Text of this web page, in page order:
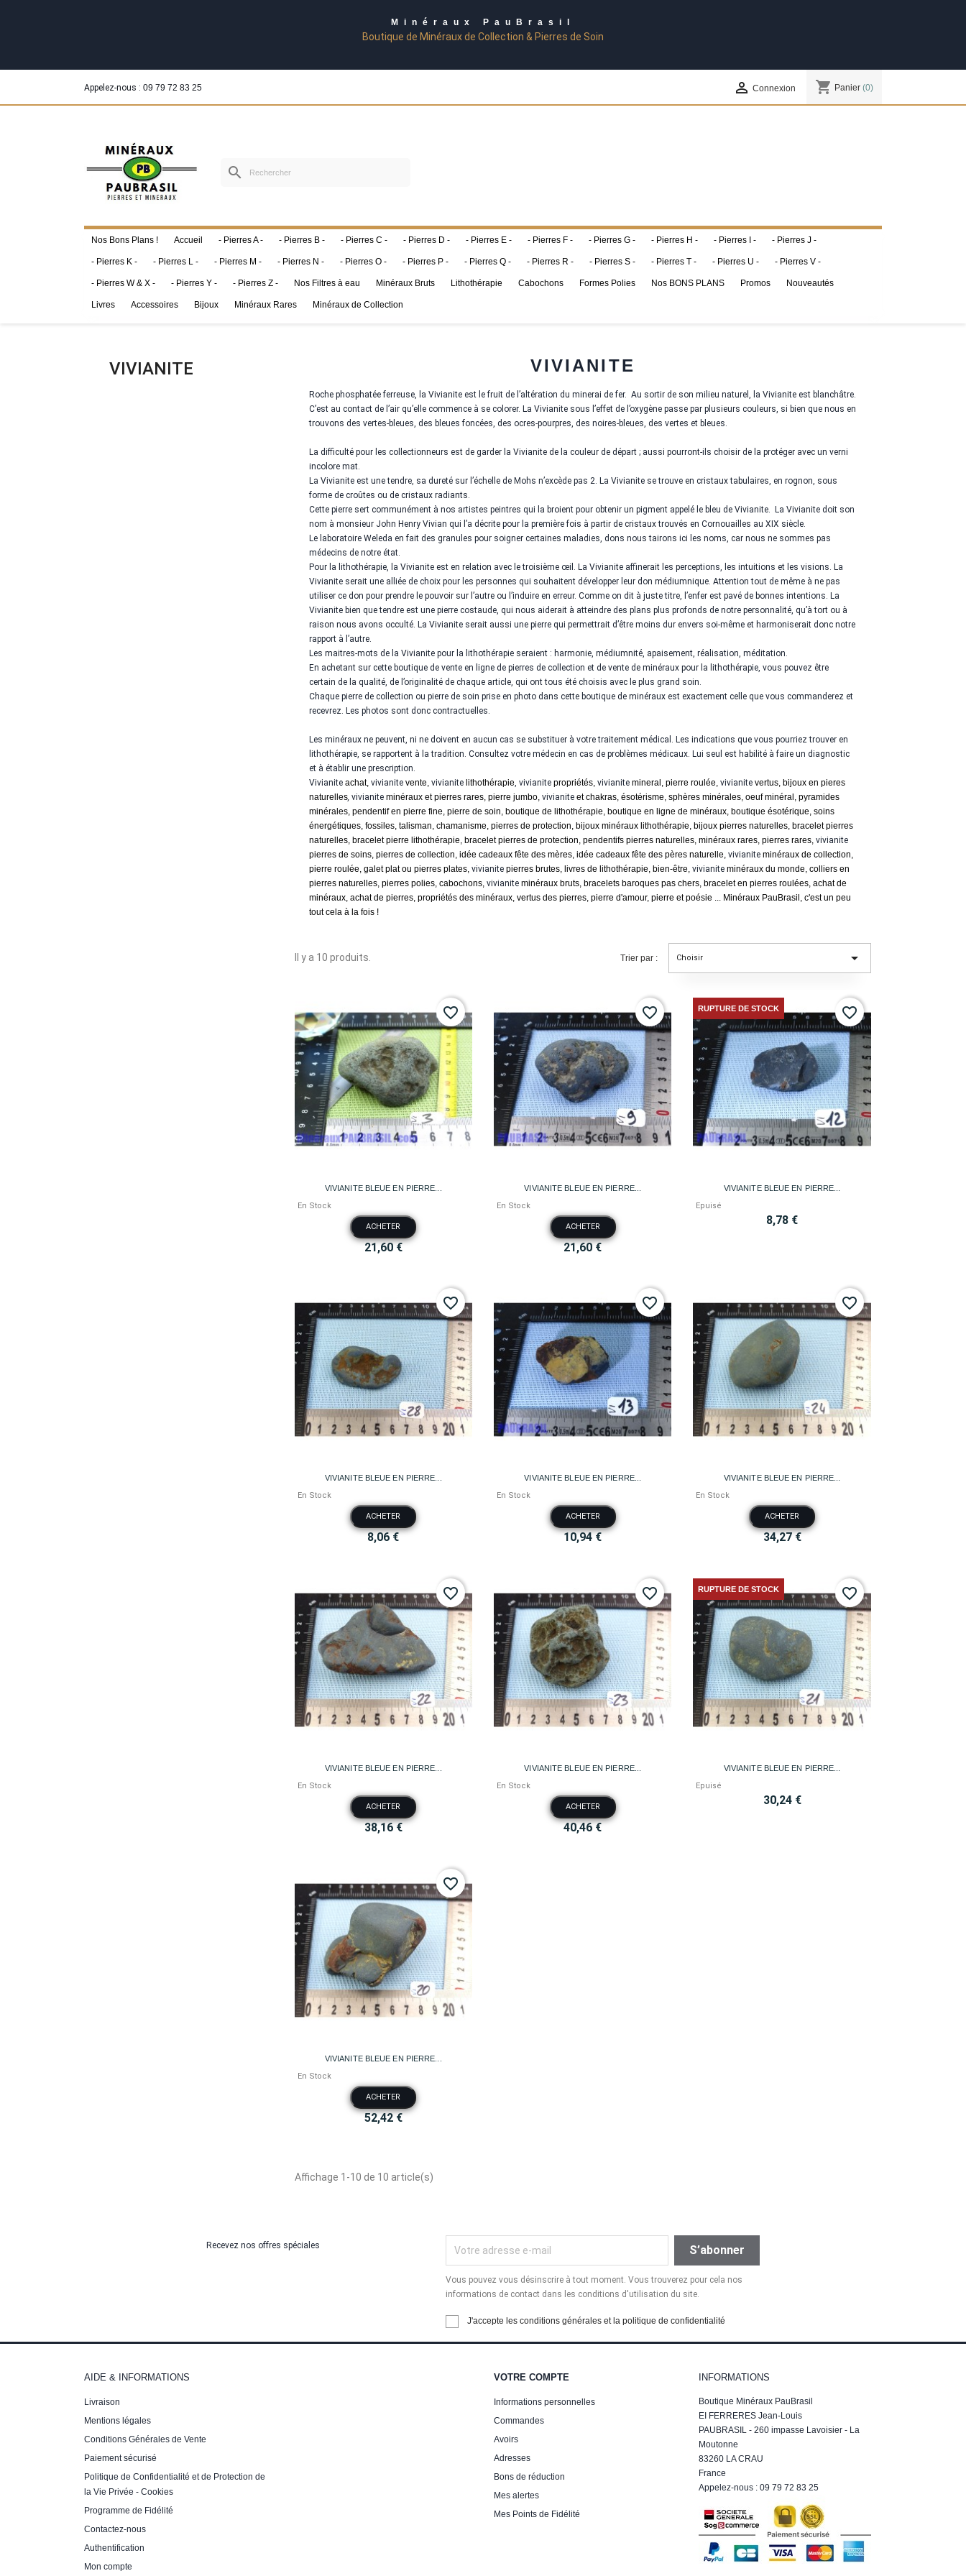
Minéraux PauBrasil
Boutique de Minéraux de Collection & Pierres de Soin
Appelez-nous : 09 79 72 83 25  Connexion shopping_cart Panier (0)
search
Nos Bons Plans ! Accueil - Pierres A - - Pierres B - - Pierres C - - Pierres D - - Pierres E - - Pierres F - - Pierres G - - Pierres H - - Pierres I - - Pierres J -
- Pierres K - - Pierres L - - Pierres M - - Pierres N - - Pierres O - - Pierres P - - Pierres Q - - Pierres R - - Pierres S - - Pierres T - - Pierres U - - Pierres V -
- Pierres W & X - - Pierres Y - - Pierres Z - Nos Filtres à eau Minéraux Bruts Lithothérapie Cabochons Formes Polies Nos BONS PLANS Promos Nouveautés
Livres Accessoires Bijoux Minéraux Rares Minéraux de Collection
VIVIANITE VIVIANITE
Roche phosphatée ferreuse, la Vivianite est le fruit de l’altération du minerai de fer. Au sortir de son milieu naturel, la Vivianite est blanchâtre.
C’est au contact de l’air qu’elle commence à se colorer. La Vivianite sous l’effet de l’oxygène passe par plusieurs couleurs, si bien que nous en
trouvons des vertes-bleues, des bleues foncées, des ocres-pourpres, des noires-bleues, des vertes et bleues.
La difficulté pour les collectionneurs est de garder la Vivianite de la couleur de départ ; aussi pourront-ils choisir de la protéger avec un verni
incolore mat.
La Vivianite est une tendre, sa dureté sur l’échelle de Mohs n’excède pas 2. La Vivianite se trouve en cristaux tabulaires, en rognon, sous
forme de croûtes ou de cristaux radiants.
Cette pierre sert communément à nos artistes peintres qui la broient pour obtenir un pigment appelé le bleu de Vivianite. La Vivianite doit son
nom à monsieur John Henry Vivian qui l’a décrite pour la première fois à partir de cristaux trouvés en Cornouailles au XIX siècle.
Le laboratoire Weleda en fait des granules pour soigner certaines maladies, dons nous tairons ici les noms, car nous ne sommes pas
médecins de notre état.
Pour la lithothérapie, la Vivianite est en relation avec le troisième œil. La Vivianite affinerait les perceptions, les intuitions et les visions. La
Vivianite serait une alliée de choix pour les personnes qui souhaitent développer leur don médiumnique. Attention tout de même à ne pas
utiliser ce don pour prendre le pouvoir sur l’autre ou l’induire en erreur. Comme on dit à juste titre, l’enfer est pavé de bonnes intentions. La
Vivianite bien que tendre est une pierre costaude, qui nous aiderait à atteindre des plans plus profonds de notre personnalité, qu’à tort ou à
raison nous avons occulté. La Vivianite serait aussi une pierre qui permettrait d’être moins dur envers soi-même et harmoniserait donc notre
rapport à l’autre.
Les maitres-mots de la Vivianite pour la lithothérapie seraient : harmonie, médiumnité, apaisement, réalisation, méditation.
En achetant sur cette boutique de vente en ligne de pierres de collection et de vente de minéraux pour la lithothérapie, vous pouvez être
certain de la qualité, de l’originalité de chaque article, qui ont tous été choisis avec le plus grand soin.
Chaque pierre de collection ou pierre de soin prise en photo dans cette boutique de minéraux est exactement celle que vous commanderez et
recevrez. Les photos sont donc contractuelles.
Les minéraux ne peuvent, ni ne doivent en aucun cas se substituer à votre traitement médical. Les indications que vous pourriez trouver en
lithothérapie, se rapportent à la tradition. Consultez votre médecin en cas de problèmes médicaux. Lui seul est habilité à faire un diagnostic
et à établir une prescription.
Vivianite achat, vivianitevente, vivianitelithothérapie, vivianitepropriétés, vivianitemineral, pierre roulée, vivianitevertus, bijoux en pieres
naturelles, vivianiteminéraux et pierres rares, pierre jumbo, vivianiteet chakras, ésotérisme, sphères minérales, oeuf minéral, pyramides
minérales, pendentif en pierre fine, pierre de soin, boutique de lithothérapie, boutique en ligne de minéraux, boutique ésotérique, soins
énergétiques, fossiles, talisman, chamanisme, pierres de protection, bijoux minéraux lithothérapie, bijoux pierres naturelles, bracelet pierres
naturelles, bracelet pierre lithothérapie, bracelet pierres de protection, pendentifs pierres naturelles, minéraux rares, pierres rares, vivianite
pierres de soins, pierres de collection, idée cadeaux fête des mères, idée cadeaux fête des pères naturelle, vivianite minéraux de collection,
pierre roulée, galet plat ou pierres plates, vivianitepierres brutes, livres de lithothérapie, bien-être, vivianite minéraux du monde, colliers en
pierres naturelles, pierres polies, cabochons, vivianiteminéraux bruts, bracelets baroques pas chers, bracelet en pierres roulées, achat de
minéraux, achat de pierres, propriétés des minéraux, vertus des pierres, pierre d'amour, pierre et poésie ... Minéraux PauBrasil, c'est un peu
tout cela à la fois !
Il y a 10 produits. Trier par : Choisir 
VIVIANITE BLEUE EN PIERRE...
En Stock
ACHETER
21,60 €
Aperçu rapide
favorite_border
VIVIANITE BLEUE EN PIERRE...
En Stock
ACHETER
21,60 €
Aperçu rapide
favorite_border
VIVIANITE BLEUE EN PIERRE...
Epuisé
8,78 €
RUPTURE DE STOCK
Aperçu rapide
favorite_border
VIVIANITE BLEUE EN PIERRE...
En Stock
ACHETER
8,06 €
Aperçu rapide
favorite_border
VIVIANITE BLEUE EN PIERRE...
En Stock
ACHETER
10,94 €
Aperçu rapide
favorite_border
VIVIANITE BLEUE EN PIERRE...
En Stock
ACHETER
34,27 €
Aperçu rapide
favorite_border
VIVIANITE BLEUE EN PIERRE...
En Stock
ACHETER
38,16 €
Aperçu rapide
favorite_border
VIVIANITE BLEUE EN PIERRE...
En Stock
ACHETER
40,46 €
Aperçu rapide
favorite_border
VIVIANITE BLEUE EN PIERRE...
Epuisé
30,24 €
RUPTURE DE STOCK
Aperçu rapide
favorite_border
VIVIANITE BLEUE EN PIERRE...
En Stock
ACHETER
52,42 €
Aperçu rapide
favorite_border
Affichage 1-10 de 10 article(s)
Recevez nos offres spéciales
Vous pouvez vous désinscrire à tout moment. Vous trouverez pour cela nos
informations de contact dans les conditions d'utilisation du site.
J'accepte les conditions générales et la politique de confidentialité
AIDE & INFORMATIONS
Livraison
Mentions légales
Conditions Générales de Vente
Paiement sécurisé
Politique de Confidentialité et de Protection de
la Vie Privée - Cookies
Programme de Fidélité
Contactez-nous
Authentification
Mon compte
VOTRE COMPTE
Informations personnelles
Commandes
Avoirs
Adresses
Bons de réduction
Mes alertes
Mes Points de Fidélité
INFORMATIONS
Boutique Minéraux PauBrasil
EI FERRERES Jean-Louis
PAUBRASIL - 260 impasse Lavoisier - La
Moutonne
83260 LA CRAU
France
Appelez-nous : 09 79 72 83 25